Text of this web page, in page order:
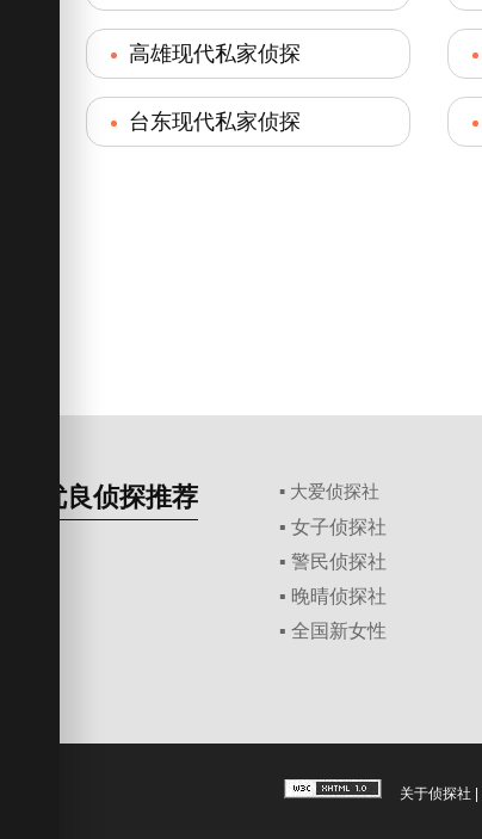
高雄现代私家侦探
台东现代私家侦探
优良侦探推荐 ▪ 大爱侦探社
▪ 女子侦探社
▪ 警民侦探社
▪ 晚晴侦探社
▪ 全国新女性
关于侦探社